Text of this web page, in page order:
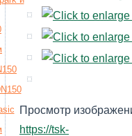
Просмотр
https://tsk-